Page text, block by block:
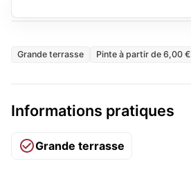
Grande terrasse Pinte à partir de 6,00 €
Informations pratiques
Grande terrasse